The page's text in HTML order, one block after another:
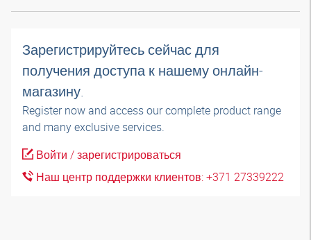
Зарегистрируйтесь сейчас для
получения доступа к нашему онлайн-
магазину.
Register now and access our complete product range
and many exclusive services.
Войти / зарегистрироваться
Наш центр поддержки клиентов: +371 27339222